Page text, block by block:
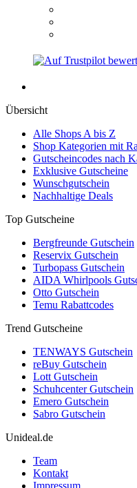
Übersicht
Alle Shops A bis Z
Shop Kategorien mit
Gutscheincodes nach
Exklusive Gutscheine
Wunschgutschein
Nachhaltige Deals
Top Gutscheine
Bergfreunde Gutschein
Reservix Gutschein
Turbopass Gutschein
AIDA Whirlpools
Otto Gutschein
Temu Rabattcodes
Trend Gutscheine
TENWAYS Gutschein
reBuy Gutschein
Lott Gutschein
Schuhcenter Gutschein
Emero Gutschein
Sabro Gutschein
Unideal.de
Team
Kontakt
Impressum